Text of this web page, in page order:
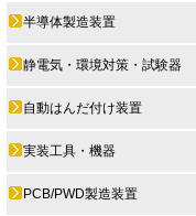
半導体製造装置
静電気・環境対策・試験器
自動はんだ付け装置
実装工具・機器
PCB/PWD製造装置